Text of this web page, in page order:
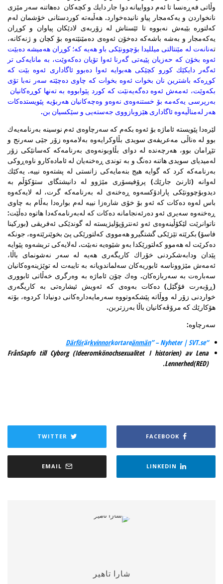
وڵاتی فه‌ڕه‌نسا تا ئه‌م دوواییانه‌ دوا جار دایك و كچه‌كان ده‌هاتنه‌ سه‌ر مێزی
نانخواردن و یه‌كه‌مجار پیاو نانیده‌خوارد. هه‌ڵبه‌ته‌ كوردستانی خۆشمان له‌م
كه‌لتوره‌ بێبه‌ش نه‌بووه‌ تا ئێستاش له‌ زۆربه‌ی لادێكان پیاوان و كوڕان
یه‌كه‌مجار و به‌شه‌ باشه‌كه‌ ده‌خۆن ئه‌وه‌ی ده‌مێنێته‌وه‌ بۆ كچان و ژنه‌كانه،
ته‌نانه‌ت له‌ مێنتالتی میللیدا بۆچوونێكی باو هه‌یه‌ كه‌؛ كوڕان هه‌میشه‌ ده‌بێت
ئه‌وه‌ بخۆن كه‌ حه‌زیان پێیه‌تی گه‌رنا ئه‌وا تۆیان ده‌كه‌وێت، به‌ مانایه‌كی تر
ئه‌گه‌ر دایكێك كورو كچێكی هه‌بوایه‌ ئه‌وا ده‌بوو ئاگاداری ئه‌وه‌ بێت كه‌
كوڕه‌كه‌ باشترین نان بخوات ئه‌وه‌ بخوات كه‌ چاوی ده‌چێته‌ سه‌ر نه‌با تۆی
بكه‌وێت، ئه‌مه‌ش ئه‌وه‌ ده‌گه‌یه‌نێت كه‌ كورد پێوابووه‌ به‌ ته‌نها كوڕه‌كانیان ‌
به‌رپرسی یه‌كه‌مه‌ بۆ خستنه‌وه‌ی نه‌وه‌و وه‌چه‌كانیان هه‌ربۆیه‌ پێویستده‌كات
هه‌ر له‌مناڵیه‌وه‌ ئاگاداری هێزوبازووی جه‌سته‌یی و سێكسیان بن.
لێره‌دا پێویسته‌ ئاماژه‌ بۆ ئه‌وه‌ بكه‌م كه‌ سه‌رچاوه‌ی ئه‌م نوسینه‌ به‌رنامه‌یه‌ك
بوو له‌ ه‌ناڵی مه‌عریفه‌ی سویدی بڵاوكرایه‌وه‌ به‌لامه‌وه‌ زۆر جێی سه‌رنج و
تێڕامان بوو، هه‌رچه‌نده‌ له‌ دوای بڵاوبونه‌وه‌ی به‌رنامه‌كه‌‌ كه‌سانێكی زۆر
له‌میدیای سویدی هاتنه‌ ده‌نگ و به‌ توندی ڕه‌خنه‌یان له‌ ئاماده‌كارو ناوه‌ڕوكی
به‌رنامه‌كه‌ كرد كه‌ گوایه‌ هیج بنه‌مایه‌كی زانستی له‌ پشته‌وه‌ نییه‌. یه‌كێك
له‌وانه‌ (ئارنێ جارێك) پرۆفیسۆری مێژوو له‌ دانیشتگای ستۆكۆڵم به‌
دیدوبۆچوونێكی پارادۆكسه‌وه‌ ڕه‌خنه‌ی له‌ به‌رنامه‌كه‌ گرت، له‌ لایه‌كه‌وه‌
باس له‌وه‌ ده‌كات كه‌ ئه‌و بۆ خۆی شاره‌زا نییه‌ له‌م بواره‌دا به‌ڵام به‌ چاوی
ڕه‌خنه‌وه‌ سه‌یری ئه‌و ده‌رئه‌نجامانه‌ ده‌كات كه‌ له‌به‌رنامه‌كه‌دا هاتوه‌ ده‌ڵێت:
ناتوانرێت لێكۆڵینه‌وه‌ی ئه‌و ئه‌نترۆپۆلیژیسته‌ له‌ گوندێكی ئه‌فریقی (بوركینا
فاسۆ) بكرێته‌ تێزێكی گشتگیرو هه‌مووی كه‌لتورێكی پێ بخوێنرێته‌وه‌، جونكه‌
ده‌كرێت له‌ هه‌موو كه‌لتورێكدا به‌و شێوه‌یه‌ نه‌بێت. له‌لایه‌كی تریشه‌وه‌ پێوایه‌
پێدان ودابه‌شكردنی خۆراك كاریگه‌ری هه‌یه‌ له سه‌ر نه‌شونمای باڵا،
ئه‌مه‌ش مێژووناسه‌ ئابوریه‌كان سه‌لماندویانه‌ به‌ تایبه‌ت له‌ توێژینه‌وه‌كانیان
سه‌باره‌ت به‌ سه‌ر‌بازه‌كان. وه‌ك چۆن ئاماژه‌ به‌ وه‌رگری خه‌ڵاتی ئابووری
(ڕۆبه‌رت فۆگێل) ده‌كات به‌وه‌ی كه‌ ئه‌ویش ئیشاره‌تی به‌ كاریگه‌ری
خواردنی زۆر له‌ ووڵاته‌ پێشكه‌وتووه‌ سه‌رمایه‌داره‌كانی دونیادا كردوه‌، بۆته‌
هۆكارێك كه‌‌ مرۆڤه‌كانیان باڵا به‌رزتربن.
سه‌رچاوه‌:
“
Därförärkvinnorkortareänmän” – Nyheter | SVT.se
FrånSapfo till Cyborg (Ideeromkönochsexualitet I historien) av Lena
Lennerhed(RED).
FACEBOOK
TWITTER
LINKEDIN
EMAIL
شارا تاهیر